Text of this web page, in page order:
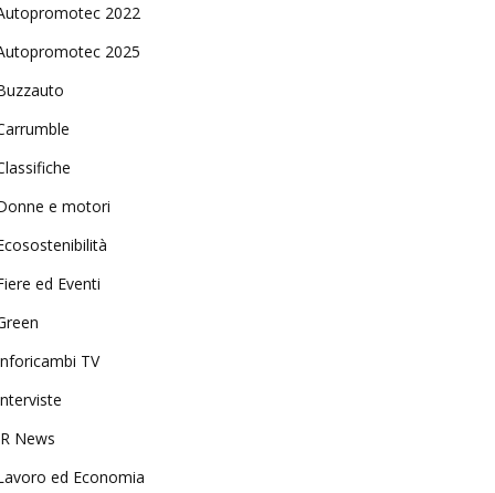
2022
2025
e motori
ed Eventi
TV
News
ed Economia